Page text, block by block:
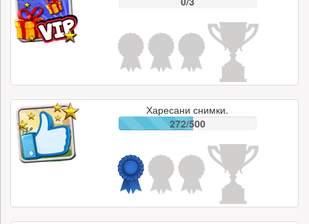
Харесани снимки.
272/500